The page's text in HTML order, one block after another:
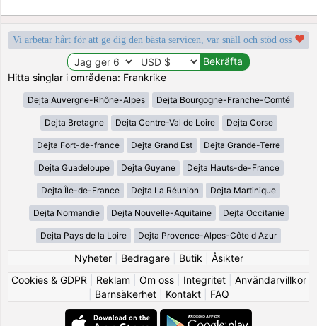
Vi arbetar hårt för att ge dig den bästa servicen, var snäll och stöd oss
Hitta singlar i områdena: Frankrike
Dejta Auvergne-Rhône-Alpes Dejta Bourgogne-Franche-Comté
Dejta Bretagne Dejta Centre-Val de Loire Dejta Corse
Dejta Fort-de-france Dejta Grand Est Dejta Grande-Terre
Dejta Guadeloupe Dejta Guyane Dejta Hauts-de-France
Dejta Île-de-France Dejta La Réunion Dejta Martinique
Dejta Normandie Dejta Nouvelle-Aquitaine Dejta Occitanie
Dejta Pays de la Loire Dejta Provence-Alpes-Côte d Azur
Nyheter| Bedragare| Butik
Åsikter
Cookies & GDPR
Reklam Om oss| Integritet| Användarvillkor
Barnsäkerhet| Kontakt| FAQ